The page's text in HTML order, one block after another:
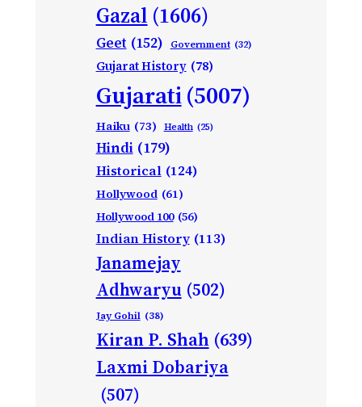
Gazal (1606)
Geet (152) Government (32)
Gujarat History (78)
Gujarati(5007)
Haiku (73) Health (25)
Hindi (179)
Historical (124)
Hollywood (61)
Hollywood 100 (56)
Indian History (113)
Janamejay
Adhwaryu (502)
Jay Gohil (38)
Kiran P. Shah (639)
Laxmi Dobariya
(507)